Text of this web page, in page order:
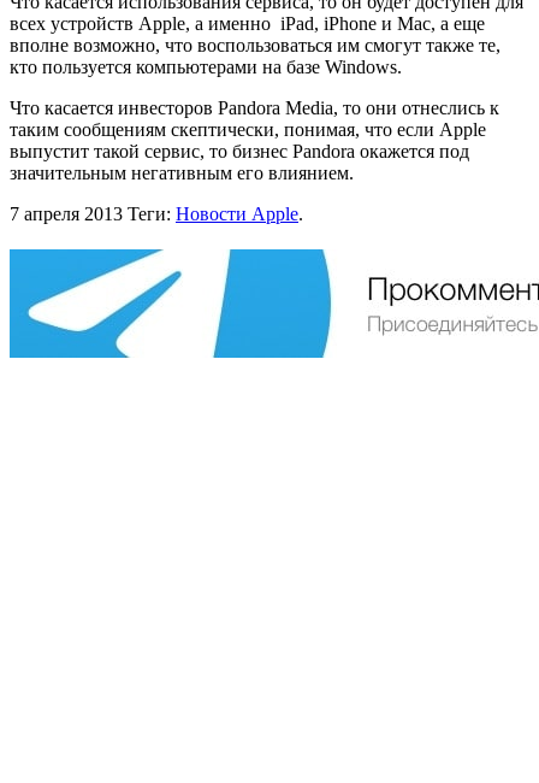
всех устройств Apple, а именно iPad, iPhone и Mac, а еще
вполне возможно, что воспользоваться им смогут также те,
кто пользуется компьютерами на базе Windows.
Что касается инвесторов Pandora Media, то они отнеслись к
таким сообщениям скептически, понимая, что если Apple
выпустит такой сервис, то бизнес Pandora окажется под
значительным негативным его влиянием.
7 апреля 2013 Теги: Новости Apple.